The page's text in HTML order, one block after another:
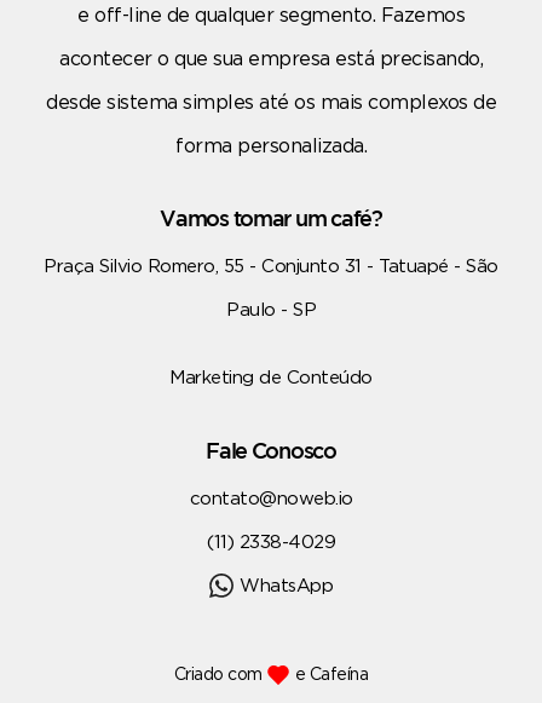
e off-line de qualquer segmento. Fazemos
acontecer o que sua empresa está precisando,
desde sistema simples até os mais complexos de
forma personalizada.
Vamos tomar um café?
Praça Silvio Romero, 55 - Conjunto 31 - Tatuapé - São
Paulo - SP
Marketing de Conteúdo
Fale Conosco
contato@noweb.io
(11) 2338-4029
WhatsApp
Criado com e Cafeína